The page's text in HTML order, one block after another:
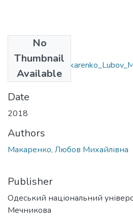
No
Thumbnail
Available
KB)
Date
2018
Authors
Макаренко, Любов Михайлівна
Publisher
Одеський національний
Мечникова